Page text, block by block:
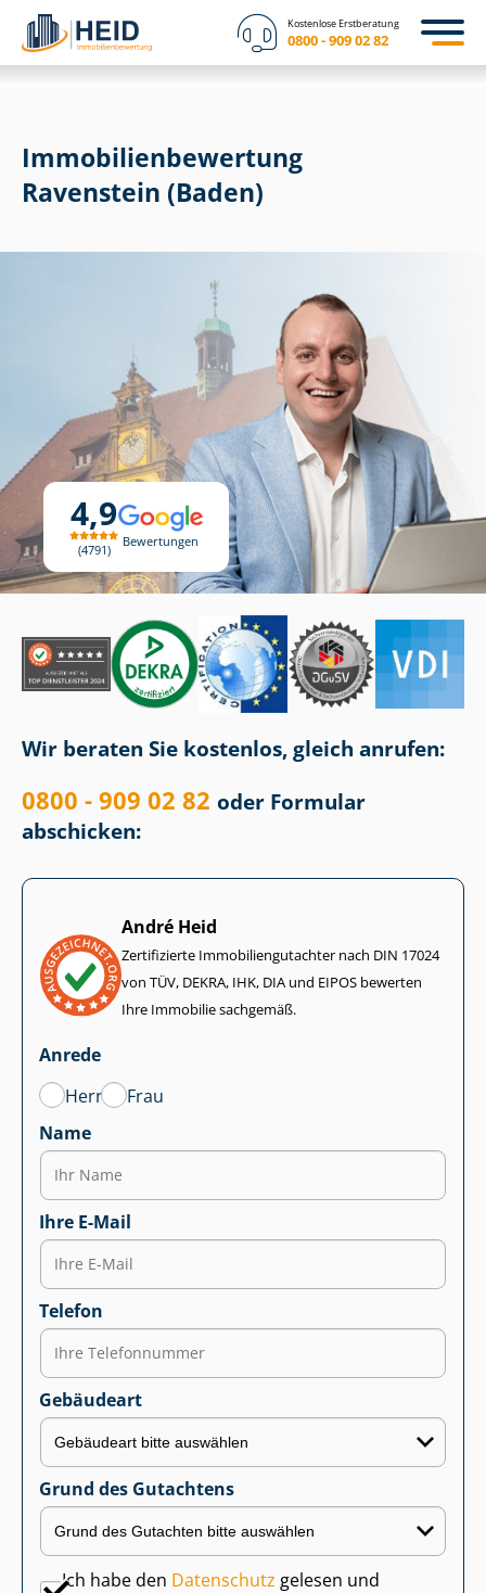
Kostenlose Erstberatung
0800 - 909 02 82
4,9
4791
Bewertungen
Immobilien­bewertung
Ravenstein (Baden)
Wir beraten Sie kostenlos, gleich anrufen:
0800 - 909 02 82 oder Formular
abschicken:
André Heid
Zertifizierte Im­mo­bi­li­en­gut­ach­ter nach DIN 17024
von TÜV, DEKRA, IHK, DIA und EIPOS bewerten
Ihre Immobilie sachgemäß.
Anrede
Herr
Frau
Name
Ihre E-Mail
Telefon
Gebäudeart
Grund des Gutachtens
Ich habe den Datenschutz gelesen und